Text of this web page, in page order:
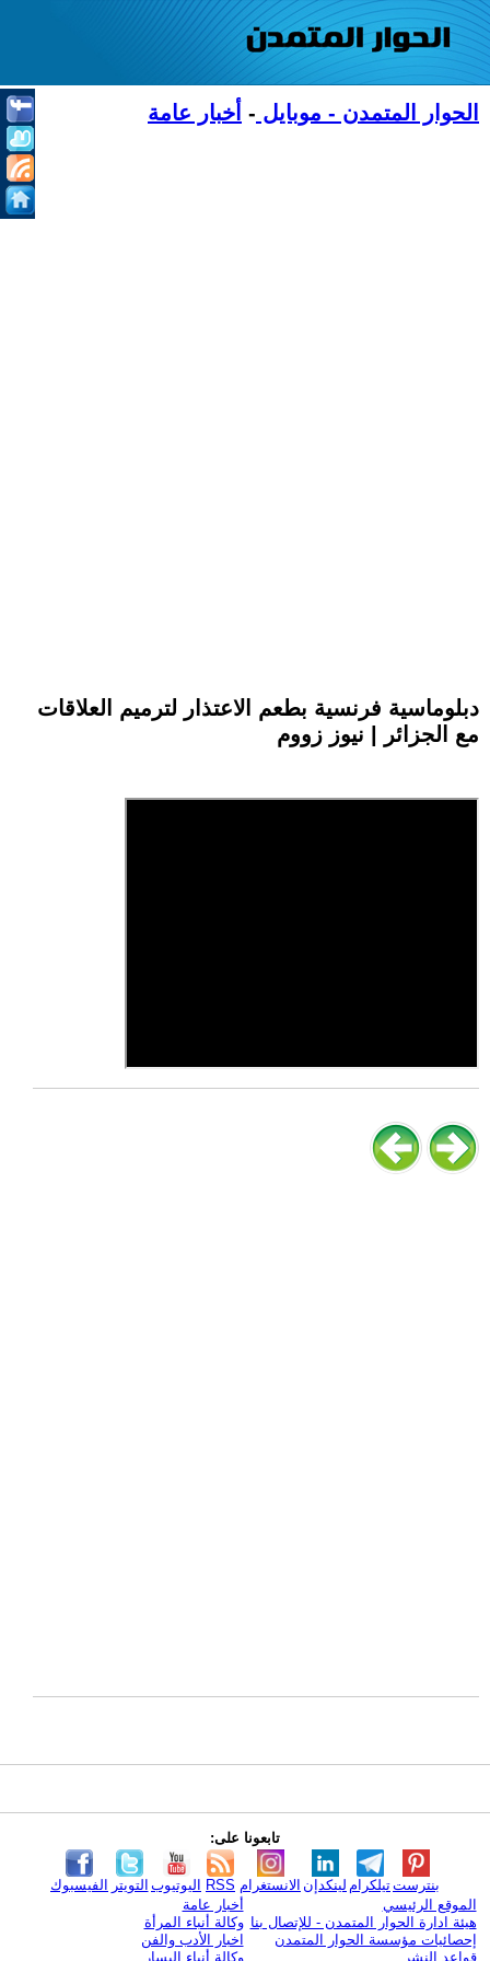
الحوار المتمدن - موبايل - أخبار عامة
دبلوماسية فرنسية بطعم الاعتذار لترميم العلاقات
مع الجزائر | نيوز زووم
تابعونا على:
الفيسبوك التويتر اليوتيوب RSS الانستغرام لينكدإن تيلكرامبنترست
الموقع الرئيسي
هيئة ادارة الحوار المتمدن - للإتصال بنا
إحصائيات مؤسسة الحوار المتمدن
قواعد النشر
أخبار عامة
وكالة أنباء المرأة
اخبار الأدب والفن
وكالة أنباء اليسار